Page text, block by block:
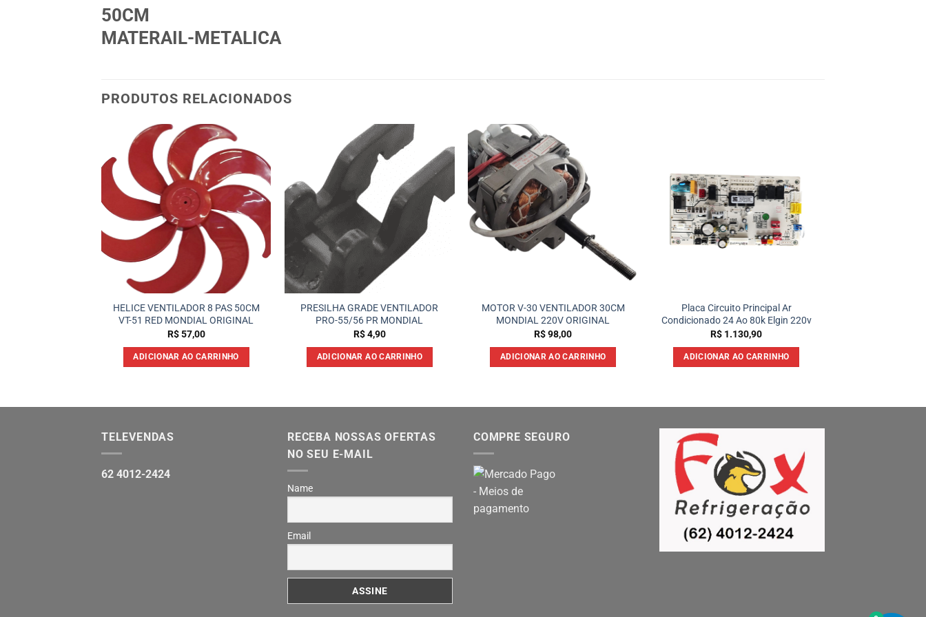
50CM
MATERAIL-METALICA
PRODUTOS RELACIONADOS
HELICE VENTILADOR 8 PAS 50CM
VT-51 RED MONDIAL ORIGINAL
R$57,00
ADICIONAR AO CARRINHO
PRESILHA GRADE VENTILADOR
PRO-55/56 PR MONDIAL
R$4,90
ADICIONAR AO CARRINHO
MOTOR V-30 VENTILADOR 30CM
MONDIAL 220V ORIGINAL
R$98,00
ADICIONAR AO CARRINHO
Placa Circuito Principal Ar
Condicionado 24 Ao 80k Elgin 220v
R$ 1.130,90
ADICIONAR AO CARRINHO
TELEVENDAS
62 4012-2424
RECEBA NOSSAS OFERTAS
NO SEU E-MAIL
Name
Email
COMPRE SEGURO